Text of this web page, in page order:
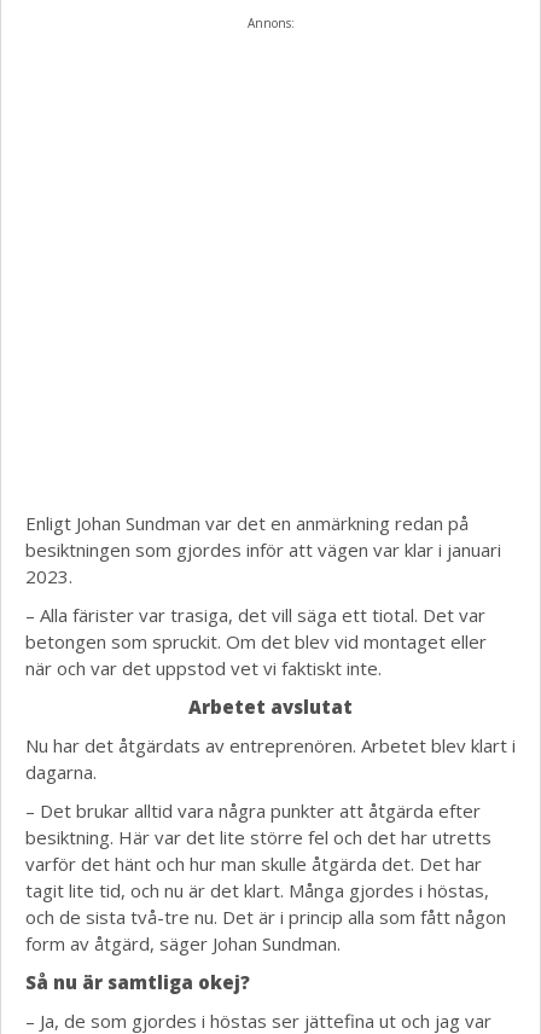
Annons:
Enligt Johan Sundman var det en anmärkning redan på
besiktningen som gjordes inför att vägen var klar i januari
2023.
– Alla färister var trasiga, det vill säga ett tiotal. Det var
betongen som spruckit. Om det blev vid montaget eller
när och var det uppstod vet vi faktiskt inte.
Arbetet avslutat
Nu har det åtgärdats av entreprenören. Arbetet blev klart i
dagarna.
– Det brukar alltid vara några punkter att åtgärda efter
besiktning. Här var det lite större fel och det har utretts
varför det hänt och hur man skulle åtgärda det. Det har
tagit lite tid, och nu är det klart. Många gjordes i höstas,
och de sista två-tre nu. Det är i princip alla som fått någon
form av åtgärd, säger Johan Sundman.
Så nu är samtliga okej?
– Ja, de som gjordes i höstas ser jättefina ut och jag var